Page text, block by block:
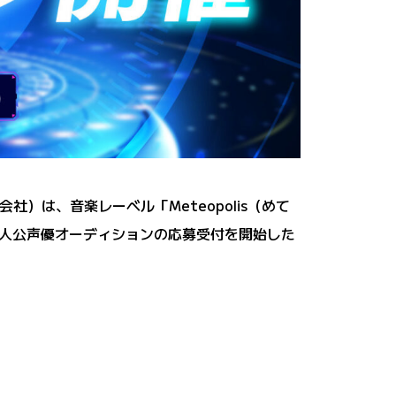
社）は、音楽レーベル「Meteopolis（めて
公声優オーディションの応募受付を開始した